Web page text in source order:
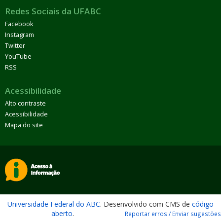
Redes Sociais da UFABC
Facebook
Instagram
Twitter
YouTube
RSS
Acessibilidade
Alto contraste
Acessibilidade
Mapa do site
Universidade Federal do ABC. Desenvolvido com CMS de código
aberto. Reportar erros / Enviar sugestões